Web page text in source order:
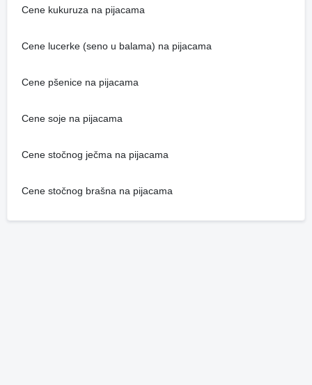
Cene kukuruza na pijacama
Cene lucerke (seno u balama) na pijacama
Cene pšenice na pijacama
Cene soje na pijacama
Cene stočnog ječma na pijacama
Cene stočnog brašna na pijacama